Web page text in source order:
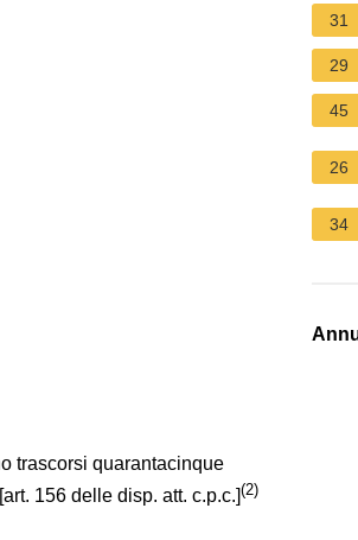
trascorsi quarantacinque
156 delle disp. att. c.p.c.](2)
31
29
45
26
34